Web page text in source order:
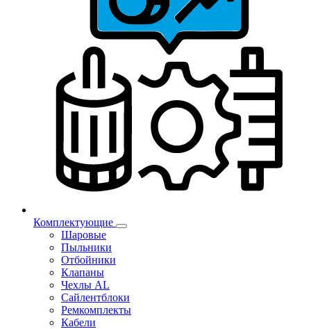
Комплектующие
Шаровые
Пыльники
Отбойники
Клапаны
Чехлы AL
Сайлентблоки
Ремкомплекты
Кабели